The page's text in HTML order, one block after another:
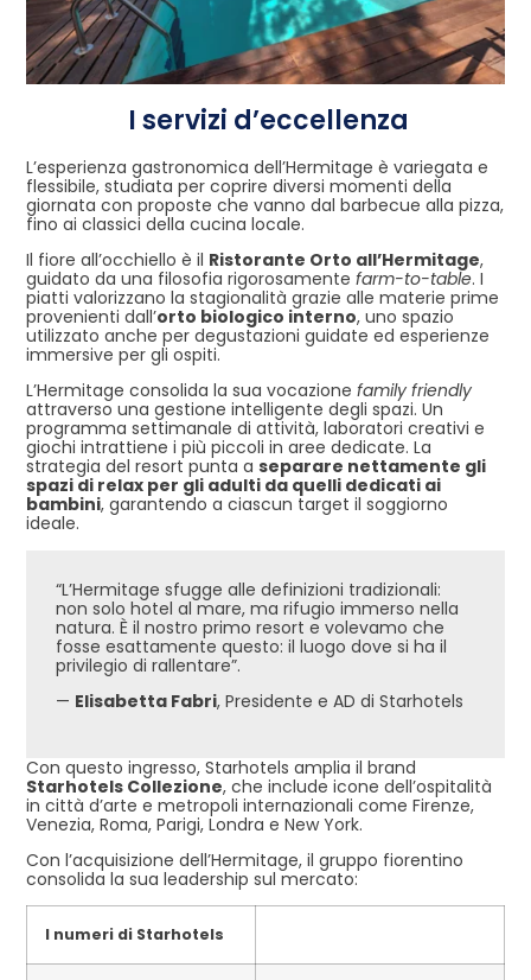
I servizi d’eccellenza
L’esperienza gastronomica dell’Hermitage è variegata e
flessibile, studiata per coprire diversi momenti della
giornata con proposte che vanno dal barbecue alla pizza,
fino ai classici della cucina locale.
Il fiore all’occhiello è il Ristorante Orto all’Hermitage,
guidato da una filosofia rigorosamente farm-to-table. I
piatti valorizzano la stagionalità grazie alle materie prime
provenienti dall’orto biologico interno, uno spazio
utilizzato anche per degustazioni guidate ed esperienze
immersive per gli ospiti.
L’Hermitage consolida la sua vocazione family friendly
attraverso una gestione intelligente degli spazi. Un
programma settimanale di attività, laboratori creativi e
giochi intrattiene i più piccoli in aree dedicate. La
strategia del resort punta a separare nettamente gli
spazi di relax per gli adulti da quelli dedicati ai
bambini, garantendo a ciascun target il soggiorno
ideale.
“L’Hermitage sfugge alle definizioni tradizionali:
non solo hotel al mare, ma rifugio immerso nella
natura. È il nostro primo resort e volevamo che
fosse esattamente questo: il luogo dove si ha il
privilegio di rallentare”.
— Elisabetta Fabri, Presidente e AD di Starhotels
Con questo ingresso, Starhotels amplia il brand
Starhotels Collezione, che include icone dell’ospitalità
in città d’arte e metropoli internazionali come Firenze,
Venezia, Roma, Parigi, Londra e New York.
Con l’acquisizione dell’Hermitage, il gruppo fiorentino
consolida la sua leadership sul mercato:
I numeri di Starhotels